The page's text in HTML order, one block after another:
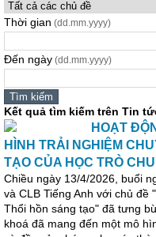
Thời gian (dd.mm.yyyy)
Đến ngày (dd.mm.yyyy)
Kết quả tìm kiếm trên Tin
HOẠT
HÌNH TRẢI NGHIỆM
TẠO CỦA HỌC TRÒ
Chiều ngày 13/4/2026, buổi
và CLB Tiếng Anh với chủ đề
Thổi hồn sáng tạo" đã tưng
khoá đã mang đến một mô